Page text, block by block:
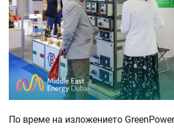
По време на изложението